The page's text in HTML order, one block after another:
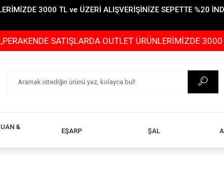
3000 TL ve ÜZERİ ALIŞVERİŞİNİZE SEPETTE %20
SATIŞLARDA OUTLET ÜRÜNLERİMİZDE 3000 TL ve
&
EŞARP ŞAL